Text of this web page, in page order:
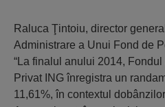
Raluca Ţintoiu, director
Administrare a Unui Fond de
“La finalul anului 2014,
Privat ING înregistra un
11,61%, în contextul